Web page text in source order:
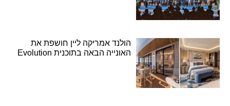
הולנד אמריקה ליין חושפת את
האונייה הבאה בתוכנית Evolution